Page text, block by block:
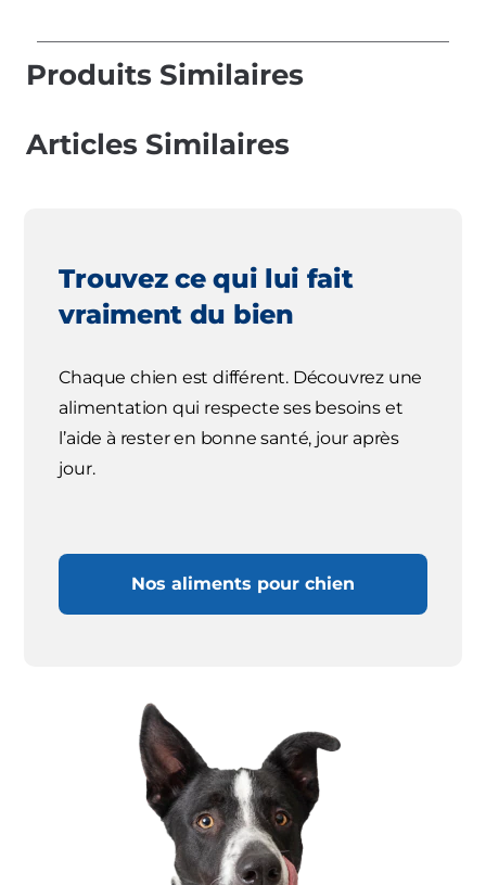
Produits Similaires
Articles Similaires
Trouvez ce qui lui fait
vraiment du bien
Chaque chien est différent. Découvrez une
alimentation qui respecte ses besoins et
l’aide à rester en bonne santé, jour après
jour.
Nos aliments pour chien